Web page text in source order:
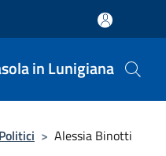
in Lunigiana
Politici > Alessia Binotti